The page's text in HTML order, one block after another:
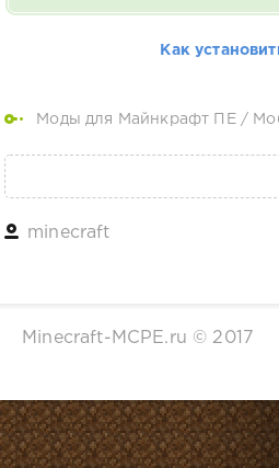
Как
Моды для Майнкрафт ПЕ /
minecraft
Minecraft-MCPE.ru © 2017